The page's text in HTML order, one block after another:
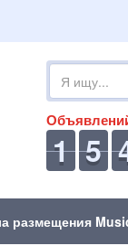
1 5
размещения